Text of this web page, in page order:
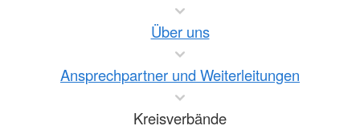
Über uns
Ansprechpartner und Weiterleitungen
Kreisverbände